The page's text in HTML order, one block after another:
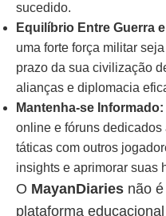
sucedido.
Equilíbrio Entre Guerra
uma forte força militar
prazo da sua civilização
alianças e diplomacia
Mantenha-se Informado:
online e fóruns
táticas com outros
insights e aprimorar suas
O MayanDiaries não
plataforma